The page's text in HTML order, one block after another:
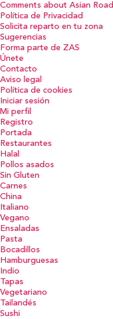
Comments about Asian Road
Política de Privacidad
Solicita reparto en tu zona
Sugerencias
Forma parte de ZAS
Únete
Contacto
Aviso legal
Política de cookies
Iniciar sesión
Mi perfil
Registro
Portada
Restaurantes
Halal
Pollos asados
Sin Gluten
Carnes
China
Italiano
Vegano
Ensaladas
Pasta
Bocadillos
Hamburguesas
Indio
Tapas
Vegetariano
Tailandés
Sushi